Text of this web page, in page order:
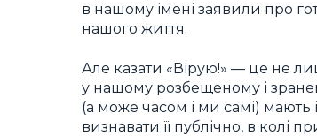
в нашому імені заявили про
нашого життя.
Але казати «Вірую!» — це не
у нашому розбещеному і
(а може часом і ми самі)
визнавати її публічно, в колі